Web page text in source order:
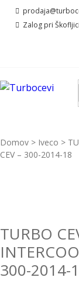
Skip
Skip
Zalog pri
Domov > Iveco >
CEV – 300-2014-18
TURBO
300-2014-